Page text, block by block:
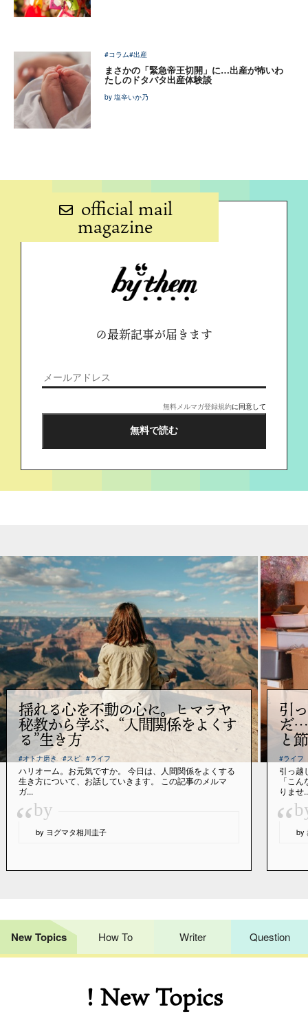
#コラム#出産
まさかの「緊急帝王切開」に…出産が怖いわ
たしのドタバタ出産体験談
by 塩辛いか乃
official mail
magazine
の最新記事が届きます
無料メルマガ登録規約に同意して
揺れる心を不動の心に。ヒマラヤ
秘教から学ぶ、“人間関係をよくす
る”生き方
#オトナ磨き #スピ #ライフ
ハリオーム。お元気ですか。 今日は、人間関係をよくする
生き方について、お話していきます。 この記事のメルマ
ガ...
“by
by ヨグマタ相川圭子
引
だ…
と
#ライフ
引っ越
「こ
りませ
“ by
New Topics How To Writer Question
! New Topics